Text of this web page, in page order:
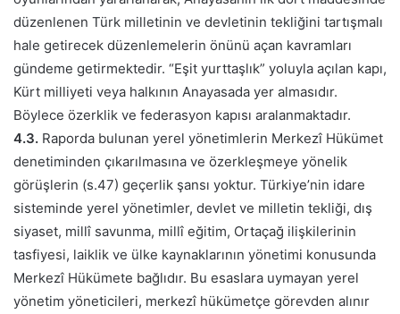
düzenlenen Türk milletinin ve devletinin tekliğini tartışmalı
hale getirecek düzenlemelerin önünü açan kavramları
gündeme getirmektedir. “Eşit yurttaşlık” yoluyla açılan kapı,
Kürt milliyeti veya halkının Anayasada yer almasıdır.
Böylece özerklik ve federasyon kapısı aralanmaktadır.
4.3. Raporda bulunan yerel yönetimlerin Merkezî Hükümet
denetiminden çıkarılmasına ve özerkleşmeye yönelik
görüşlerin (s.47) geçerlik şansı yoktur. Türkiye’nin idare
sisteminde yerel yönetimler, devlet ve milletin tekliği, dış
siyaset, millî savunma, millî eğitim, Ortaçağ ilişkilerinin
tasfiyesi, laiklik ve ülke kaynaklarının yönetimi konusunda
Merkezî Hükümete bağlıdır. Bu esaslara uymayan yerel
yönetim yöneticileri, merkezî hükümetçe görevden alınır